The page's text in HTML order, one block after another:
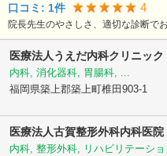
口コミ: 1件 4
院長先生のやさしさ、適切な診断で
医療法人うえだ内科クリニック
内科, 消化器科, 胃腸科, ...
福岡県築上郡築上町椎田903-1
医療法人古賀整形外科内科医院
内科, 整形外科, リハビリテーシ